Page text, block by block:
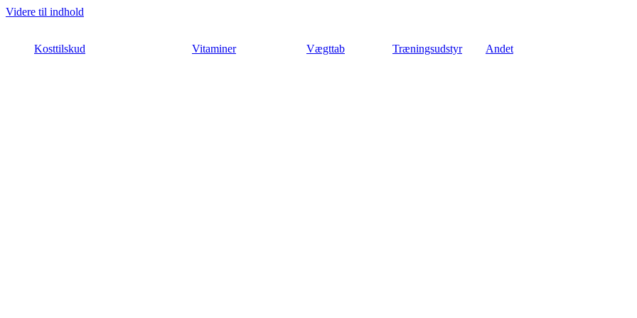
Videre til indhold
Kosttilskud Vitaminer Vægttab Træningsudstyr Andet